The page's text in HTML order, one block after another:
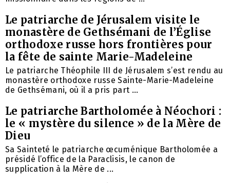
Le patriarche de Jérusalem visite le
monastère de Gethsémani de l’Église
orthodoxe russe hors frontières pour
la fête de sainte Marie-Madeleine
Le patriarche Théophile III de Jérusalem s’est rendu au
monastère orthodoxe russe Sainte-Marie-Madeleine
de Gethsémani, où il a pris part ...
Le patriarche Bartholomée à Néochori :
le « mystère du silence » de la Mère de
Dieu
Sa Sainteté le patriarche œcuménique Bartholomée a
présidé l’office de la Paraclisis, le canon de
supplication à la Mère de ...